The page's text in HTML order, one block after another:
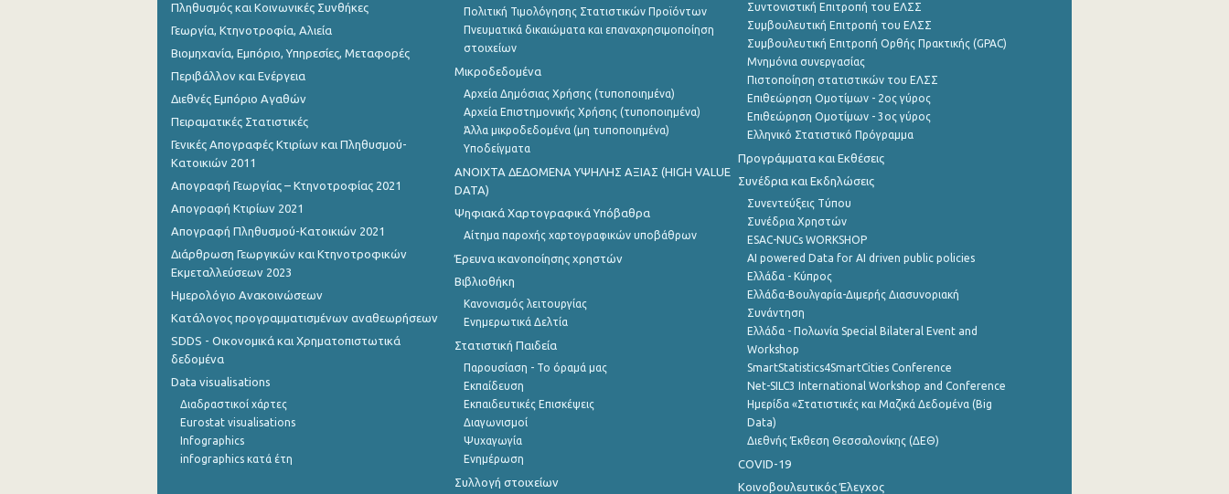
Πληθυσμός και Κοινωνικές Συνθήκες
Γεωργία, Κτηνοτροφία, Αλιεία
Βιομηχανία, Εμπόριο, Υπηρεσίες, Μεταφορές
Περιβάλλον και Ενέργεια
Διεθνές Εμπόριο Αγαθών
Πειραματικές Στατιστικές
Γενικές Απογραφές Κτιρίων και Πληθυσμού-
Κατοικιών 2011
Απογραφή Γεωργίας – Κτηνοτροφίας 2021
Απογραφή Κτιρίων 2021
Απογραφή Πληθυσμού-Κατοικιών 2021
Διάρθρωση Γεωργικών και Κτηνοτροφικών
Εκμεταλλεύσεων 2023
Ημερολόγιο Ανακοινώσεων
Κατάλογος προγραμματισμένων αναθεωρήσεων
SDDS - Οικονομικά και Χρηματοπιστωτικά
δεδομένα
Data visualisations
Διαδραστικοί χάρτες
Eurostat visualisations
Infographics
infographics κατά έτη
Πολιτική Τιμολόγησης Στατιστικών Προϊόντων
Πνευματικά δικαιώματα και επαναχρησιμοποίηση
στοιχείων
Μικροδεδομένα
Αρχεία Δημόσιας Χρήσης (τυποποιημένα)
Αρχεία Επιστημονικής Χρήσης (τυποποιημένα)
Άλλα μικροδεδομένα (μη τυποποιημένα)
Υποδείγματα
ANOIXTA ΔΕΔΟΜΕΝΑ ΥΨΗΛΗΣ ΑΞΙΑΣ (HIGH VALUE
DATA)
Ψηφιακά Χαρτογραφικά Υπόβαθρα
Αίτημα παροχής χαρτογραφικών υποβάθρων
Έρευνα ικανοποίησης χρηστών
Βιβλιοθήκη
Κανονισμός λειτουργίας
Ενημερωτικά Δελτία
Στατιστική Παιδεία
Παρουσίαση - Το όραμά μας
Εκπαίδευση
Εκπαιδευτικές Επισκέψεις
Διαγωνισμοί
Ψυχαγωγία
Ενημέρωση
Συλλογή στοιχείων
Συντονιστική Επιτροπή του ΕΛΣΣ
Συμβουλευτική Επιτροπή του ΕΛΣΣ
Συμβουλευτική Επιτροπή Ορθής Πρακτικής (GPAC)
Μνημόνια συνεργασίας
Πιστοποίηση στατιστικών του ΕΛΣΣ
Επιθεώρηση Ομοτίμων - 2ος γύρος
Επιθεώρηση Ομοτίμων - 3ος γύρος
Ελληνικό Στατιστικό Πρόγραμμα
Προγράμματα και Εκθέσεις
Συνέδρια και Εκδηλώσεις
Συνεντεύξεις Τύπου
Συνέδρια Χρηστών
ESAC-NUCs WORKSHOP
AI powered Data for AI driven public policies
Ελλάδα - Κύπρος
Ελλάδα-Βουλγαρία-Διμερής Διασυνοριακή
Συνάντηση
Ελλάδα - Πολωνία Special Bilateral Event and
Workshop
SmartStatistics4SmartCities Conference
Net-SILC3 International Workshop and Conference
Ημερίδα «Στατιστικές και Μαζικά Δεδομένα (Big
Data)
Διεθνής Έκθεση Θεσσαλονίκης (ΔΕΘ)
COVID-19
Κοινοβουλευτικός Έλεγχος